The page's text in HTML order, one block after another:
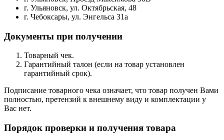
г. Ульяновск, ул. Октябрьская, 48
г. Чебоксары, ул. Энгельса 31а
Документы при получении
Товарный чек.
Гарантийный талон (если на товар установлен
гарантийный срок).
Подписание товарного чека означает, что товар получен Вами
полностью, претензий к внешнему виду и комплектации у
Вас нет.
Порядок проверки и получения товара